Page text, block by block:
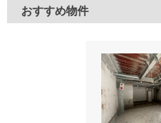
おすすめ物件